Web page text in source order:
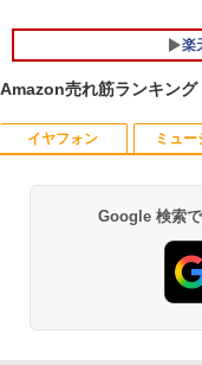
楽
1
1
-
1
Amazon売れ筋ランキング
イヤフォン
￥
ミュー
￥
by
富
ウ
ッ
￥
薬
ン
￥
Google 検索